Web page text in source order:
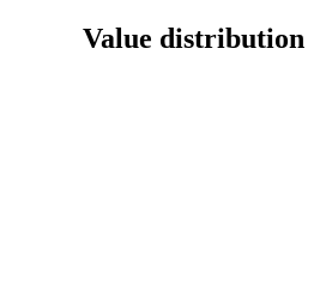
Value distribution